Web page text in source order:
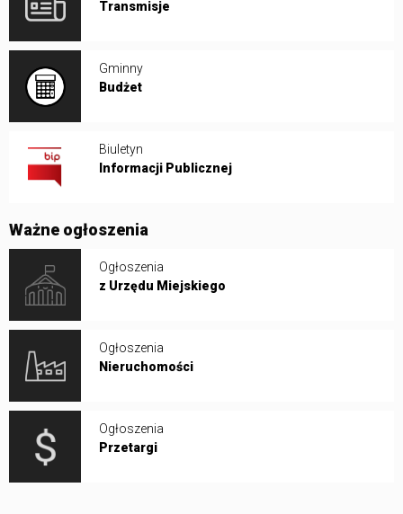
Transmisje
Gminny
Budżet
Biuletyn
Informacji Publicznej
Ważne ogłoszenia
Ogłoszenia
z Urzędu Miejskiego
Ogłoszenia
Nieruchomości
Ogłoszenia
Przetargi